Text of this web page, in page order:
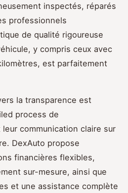
inspectés, réparés
professionnels
de qualité rigoureuse
y compris ceux avec
est parfaitement
la transparence est
process de
communication claire sur
DexAuto propose
financières flexibles,
sur-mesure, ainsi que
et une assistance complète